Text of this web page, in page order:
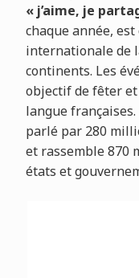
« j’aime, je
chaque année,
internationale de
continents. Les
objectif de fêter
langue
parlé par 280
et rassemble 870
états et